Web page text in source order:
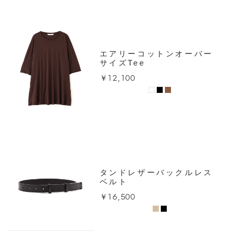
エアリーコットンオーバー
サイズTee
￥12,100
タンドレザーバックルレス
ベルト
￥16,500